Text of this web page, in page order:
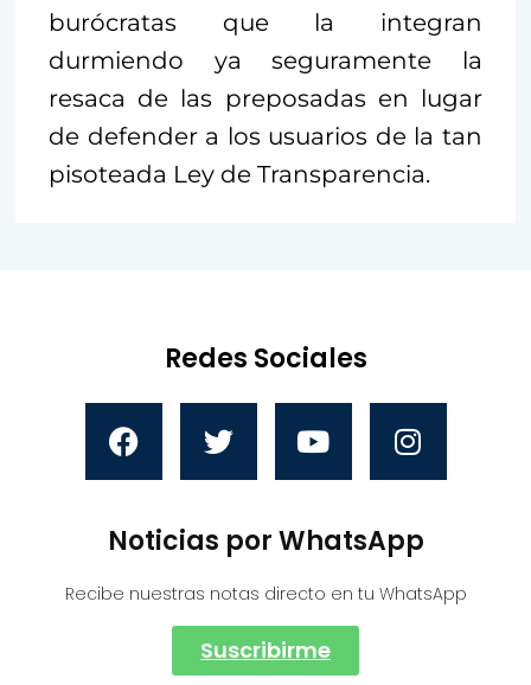
burócratas que la integran
durmiendo ya seguramente la
resaca de las preposadas en lugar
de defender a los usuarios de la tan
pisoteada Ley de Transparencia.
Redes Sociales
Noticias por WhatsApp
Recibe nuestras notas directo en tu WhatsApp
Suscribirme